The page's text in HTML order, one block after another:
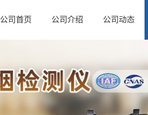
公司首页 公司介绍 公司动态